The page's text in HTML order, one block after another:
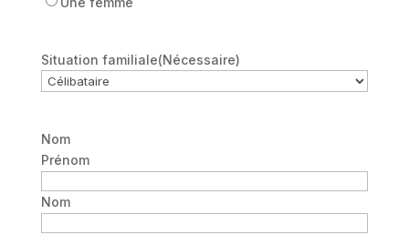
Situation familiale(Nécessaire)
Nom
Prénom
Nom